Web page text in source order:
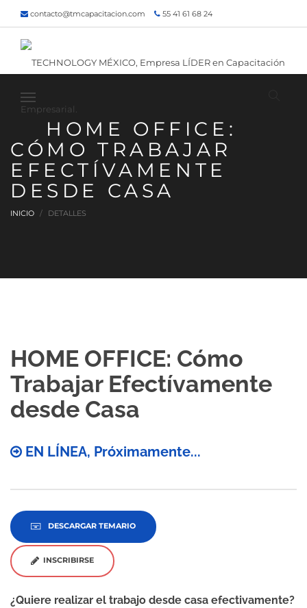
contacto@tmcapacitacion.com 55 41 61 68 24
55 47 60 80 49
Inicio ¿Quiénes somos? Contacto
¡Siguenos!
HOME OFFICE:
CÓMO TRABAJAR
EFECTÍVAMENTE
DESDE CASA
INICIO DETALLES
HOME OFFICE: Cómo
Trabajar Efectívamente
desde Casa
EN LÍNEA, Próximamente...
DESCARGAR TEMARIO
INSCRIBIRSE
¿Quiere realizar el trabajo desde casa efectivamente?